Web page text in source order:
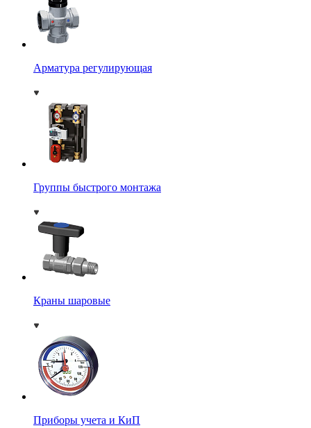
Арматура регулирующая
Группы быстрого монтажа
Краны шаровые
Приборы учета и КиП